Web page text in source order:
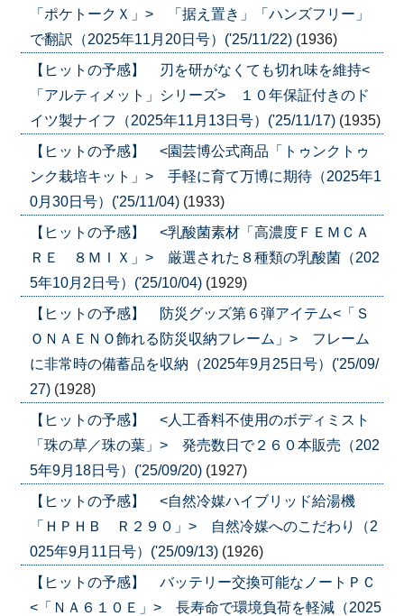
「ポケトークＸ」> 「据え置き」「ハンズフリー」
で翻訳（2025年11月20日号）('25/11/22) (1936)
【ヒットの予感】 刃を研がなくても切れ味を維持<
「アルティメット」シリーズ> １０年保証付きのド
イツ製ナイフ（2025年11月13日号）('25/11/17) (1935)
【ヒットの予感】 <園芸博公式商品「トゥンクトゥ
ンク栽培キット」> 手軽に育て万博に期待（2025年1
0月30日号）('25/11/04) (1933)
【ヒットの予感】 <乳酸菌素材「高濃度ＦＥＭＣＡ
ＲＥ ８ＭＩＸ」> 厳選された８種類の乳酸菌（202
5年10月2日号）('25/10/04) (1929)
【ヒットの予感】 防災グッズ第６弾アイテム<「Ｓ
ＯＮＡＥＮＯ飾れる防災収納フレーム」> フレーム
に非常時の備蓄品を収納（2025年9月25日号）('25/09/
27) (1928)
【ヒットの予感】 <人工香料不使用のボディミスト
「珠の草／珠の葉」> 発売数日で２６０本販売（202
5年9月18日号）('25/09/20) (1927)
【ヒットの予感】 <自然冷媒ハイブリッド給湯機
「ＨＰＨＢ Ｒ２９０」> 自然冷媒へのこだわり（2
025年9月11日号）('25/09/13) (1926)
【ヒットの予感】 バッテリー交換可能なノートＰＣ
<「ＮＡ６１０Ｅ」> 長寿命で環境負荷を軽減（2025